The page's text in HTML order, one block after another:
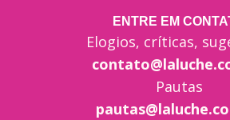
ENTRE EM
Elogios, críticas,
Pautas